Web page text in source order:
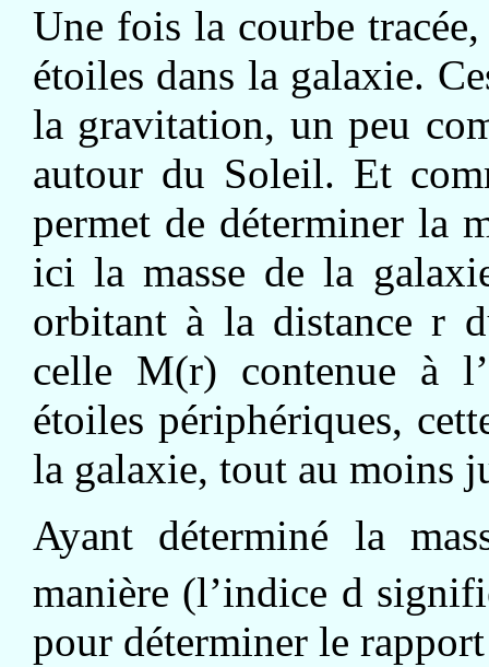
Une fois la courbe
étoiles dans la galaxie.
la gravitation, un peu
autour du Soleil. Et
permet de déterminer la
ici la masse de la
orbitant à la distance r
celle M(r) contenue à
étoiles périphériques,
la galaxie, tout au moins
Ayant déterminé la
manière (l’indice d
pour déterminer le